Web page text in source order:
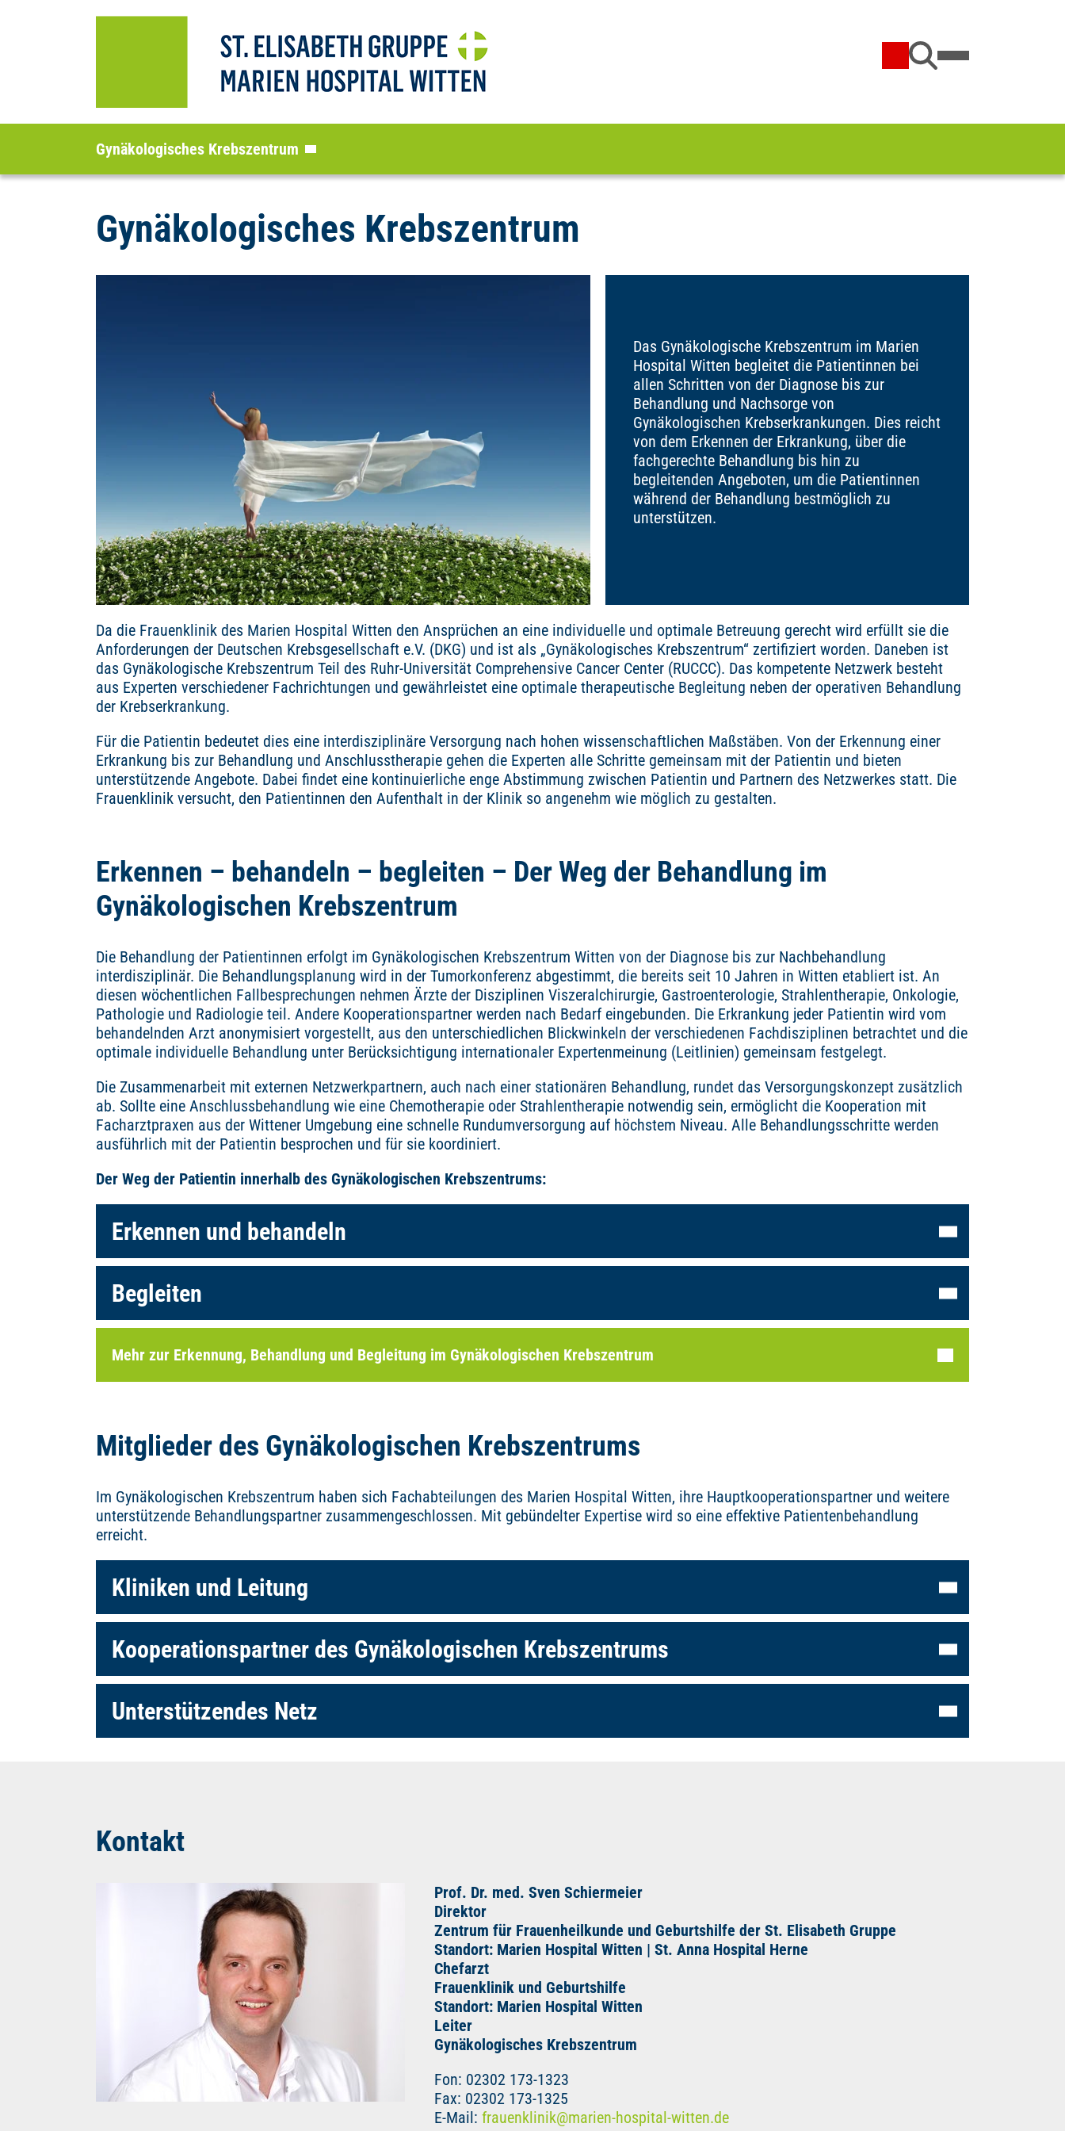
Gynäkologisches Krebszentrum
Gynäkologisches Krebszentrum
Das Gynäkologische Krebszentrum im Marien
Hospital Witten begleitet die Patientinnen bei
allen Schritten von der Diagnose bis zur
Behandlung und Nachsorge von
Gynäkologischen Krebserkrankungen. Dies reicht
von dem Erkennen der Erkrankung, über die
fachgerechte Behandlung bis hin zu
begleitenden Angeboten, um die Patientinnen
während der Behandlung bestmöglich zu
unterstützen.
Da die Frauenklinik des Marien Hospital Witten den Ansprüchen an eine individuelle und optimale Betreuung gerecht wird erfüllt sie die
Anforderungen der Deutschen Krebsgesellschaft e.V. (DKG) und ist als „Gynäkologisches Krebszentrum“ zertifiziert worden. Daneben ist
das Gynäkologische Krebszentrum Teil des Ruhr-Universität Comprehensive Cancer Center (RUCCC). Das kompetente Netzwerk besteht
aus Experten verschiedener Fachrichtungen und gewährleistet eine optimale therapeutische Begleitung neben der operativen Behandlung
der Krebserkrankung.
Für die Patientin bedeutet dies eine interdisziplinäre Versorgung nach hohen wissenschaftlichen Maßstäben. Von der Erkennung einer
Erkrankung bis zur Behandlung und Anschlusstherapie gehen die Experten alle Schritte gemeinsam mit der Patientin und bieten
unterstützende Angebote. Dabei findet eine kontinuierliche enge Abstimmung zwischen Patientin und Partnern des Netzwerkes statt. Die
Frauenklinik versucht, den Patientinnen den Aufenthalt in der Klinik so angenehm wie möglich zu gestalten.
Erkennen – behandeln – begleiten – Der Weg der Behandlung im
Gynäkologischen Krebszentrum
Die Behandlung der Patientinnen erfolgt im Gynäkologischen Krebszentrum Witten von der Diagnose bis zur Nachbehandlung
interdisziplinär. Die Behandlungsplanung wird in der Tumorkonferenz abgestimmt, die bereits seit 10 Jahren in Witten etabliert ist. An
diesen wöchentlichen Fallbesprechungen nehmen Ärzte der Disziplinen Viszeralchirurgie, Gastroenterologie, Strahlentherapie, Onkologie,
Pathologie und Radiologie teil. Andere Kooperationspartner werden nach Bedarf eingebunden. Die Erkrankung jeder Patientin wird vom
behandelnden Arzt anonymisiert vorgestellt, aus den unterschiedlichen Blickwinkeln der verschiedenen Fachdisziplinen betrachtet und die
optimale individuelle Behandlung unter Berücksichtigung internationaler Expertenmeinung (Leitlinien) gemeinsam festgelegt.
Die Zusammenarbeit mit externen Netzwerkpartnern, auch nach einer stationären Behandlung, rundet das Versorgungskonzept zusätzlich
ab. Sollte eine Anschlussbehandlung wie eine Chemotherapie oder Strahlentherapie notwendig sein, ermöglicht die Kooperation mit
Facharztpraxen aus der Wittener Umgebung eine schnelle Rundumversorgung auf höchstem Niveau. Alle Behandlungsschritte werden
ausführlich mit der Patientin besprochen und für sie koordiniert.
Der Weg der Patientin innerhalb des Gynäkologischen Krebszentrums:
Erkennen und behandeln
Begleiten
Mehr zur Erkennung, Behandlung und Begleitung im Gynäkologischen Krebszentrum
Mitglieder des Gynäkologischen Krebszentrums
Im Gynäkologischen Krebszentrum haben sich Fachabteilungen des Marien Hospital Witten, ihre Hauptkooperationspartner und weitere
unterstützende Behandlungspartner zusammengeschlossen. Mit gebündelter Expertise wird so eine effektive Patientenbehandlung
erreicht.
Kliniken und Leitung
Kooperationspartner des Gynäkologischen Krebszentrums
Unterstützendes Netz
Kontakt
Prof. Dr. med. Sven Schiermeier
Direktor
Zentrum für Frauenheilkunde und Geburtshilfe der St. Elisabeth Gruppe
Standort: Marien Hospital Witten | St. Anna Hospital Herne
Chefarzt
Frauenklinik und Geburtshilfe
Standort: Marien Hospital Witten
Leiter
Gynäkologisches Krebszentrum
Fon: 02302 173-1323
Fax: 02302 173-1325
E-Mail:frauenklinik@marien-hospital-witten.de